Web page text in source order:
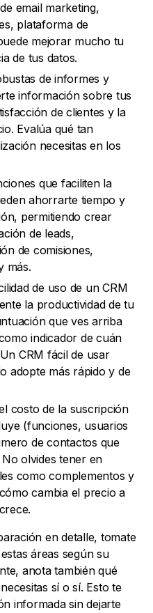
email marketing,
plataforma de
mejorar mucho tu
de tus datos.
de informes y
información sobre tus
de clientes y la
Evalúa qué tan
necesitas en los
que faciliten la
ahorrarte tiempo y
permitiendo crear
de leads,
de comisiones,
más.
de uso de un CRM
la productividad de tu
que ves arriba
indicador de cuán
CRM fácil de usar
adopte más rápido y de
costo de la suscripción
(funciones, usuarios
de contactos que
olvides tener en
como complementos y
cambia el precio a
en detalle, tomate
áreas según su
anota también qué
sí o sí. Esto te
informada sin dejarte